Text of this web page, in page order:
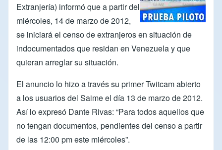
Extranjería) informó que a partir del
miércoles, 14 de marzo de 2012,
se iniciará el censo de extranjeros en situación de
indocumentados que residan en Venezuela y que
quieran arreglar su situación.
El anuncio lo hizo a través su primerTwitcamabierto
a los usuarios del Saime el día 13 de marzo de 2012.
Así lo expresó Dante Rivas: “Para todos aquellos que
no tengan documentos, pendientes del censo a partir
de las 12:00 pm este miércoles”.